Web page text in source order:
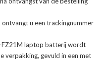
u een trackingnummer
FZ21M laptop batterijwordt
verpakking, gevuld in een met